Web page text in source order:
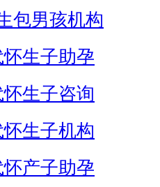
包男孩机构
生子助孕
生子咨询
生子机构
产子助孕